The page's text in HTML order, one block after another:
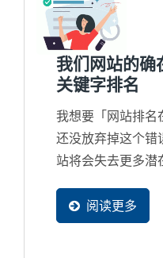
我们网站的确
关键字排名
我想要「网站排名
还没放弃掉这个错
站将会失去更多潜
阅读更多